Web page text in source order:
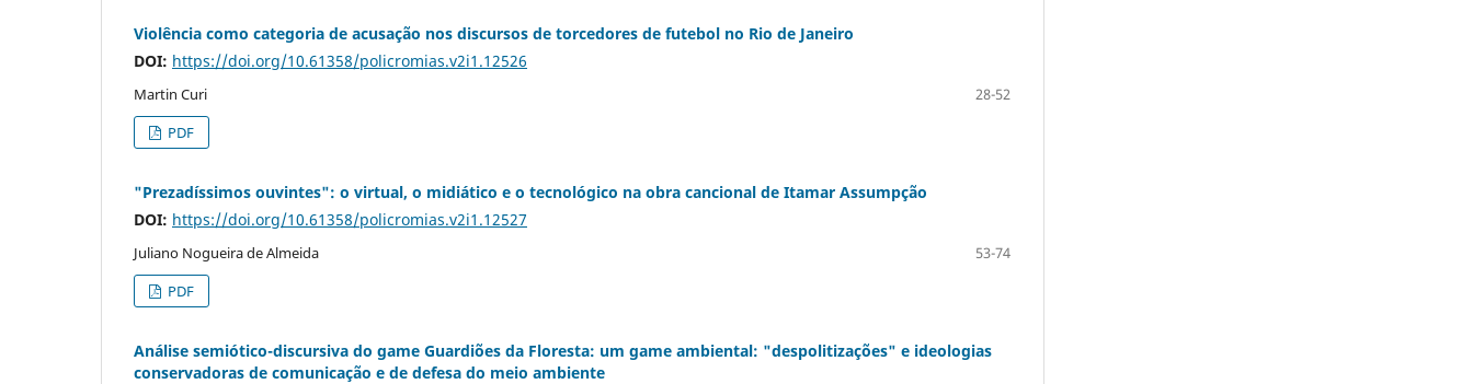
Violência como categoria de acusação nos discursos de torcedores de futebol no Rio de Janeiro
DOI: https://doi.org/10.61358/policromias.v2i1.12526
Martin Curi
28-52
PDF
"Prezadíssimos ouvintes": o virtual, o midiático e o tecnológico na obra cancional de Itamar Assumpção
DOI: https://doi.org/10.61358/policromias.v2i1.12527
Juliano Nogueira de Almeida
53-74
PDF
Análise semiótico-discursiva do game Guardiões da Floresta: um game ambiental: "despolitizações" e ideologias
conservadoras de comunicação e de defesa do meio ambiente